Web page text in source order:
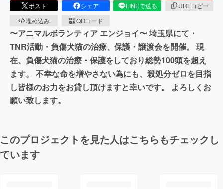
ポスト シェア LINEで送る
URLコピー
埋め込み
QRコード
〜アニマルボランティア エンジョイ〜 埼玉県にて・
TNR活動・負傷犬猫の治療、保護・譲渡会を開催。 現
在、負傷犬猫の治療・保護をしており総勢100頭を超え
ます。 不幸な命を増やさない為にも、殺処分ゼロを目指
し皆様のお力をお貸し頂けますと幸いです。 よろしくお
願い致します。
このプロジェクトを見た人はこちらもチェックし
ています